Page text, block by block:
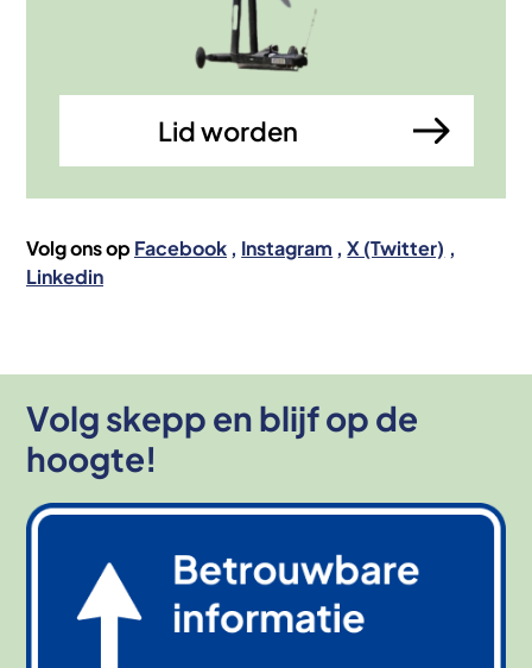
Lid worden
Volg ons op Facebook Instagram
X (Twitter)
Linkedin
Volg skepp en blijf op de
hoogte!
Afbeelding